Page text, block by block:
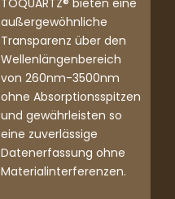
TOQUARTZ® bieten eine
außergewöhnliche
Transparenz über den
Wellenlängenbereich
von 260nm-3500nm
ohne Absorptionsspitzen
und gewährleisten so
eine zuverlässige
Datenerfassung ohne
Materialinterferenzen.